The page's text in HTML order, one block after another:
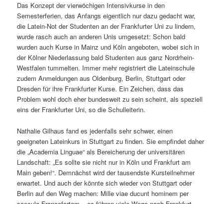
Das Konzept der vierwöchigen Intensivkurse in den
Semesterferien, das Anfangs eigentlich nur dazu gedacht war,
die Latein-Not der Studenten an der Frankfurter Uni zu lindern,
wurde rasch auch an anderen Unis umgesetzt: Schon bald
wurden auch Kurse in Mainz und Köln angeboten, wobei sich in
der Kölner Niederlassung bald Studenten aus ganz Nordrhein-
Westfalen tummelten. Immer mehr registriert die Lateinschule
zudem Anmeldungen aus Oldenburg, Berlin, Stuttgart oder
Dresden für ihre Frankfurter Kurse. Ein Zeichen, dass das
Problem wohl doch eher bundesweit zu sein scheint, als speziell
eins der Frankfurter Uni, so die Schulleiterin.
Nathalie Gilhaus fand es jedenfalls sehr schwer, einen
geeigneten Lateinkurs in Stuttgart zu finden. Sie empfindet daher
die „Academia Linguae“ als Bereicherung der universitären
Landschaft: „Es sollte sie nicht nur in Köln und Frankfurt am
Main geben!“. Demnächst wird der tausendste Kursteilnehmer
erwartet. Und auch der könnte sich wieder von Stuttgart oder
Berlin auf den Weg machen: Mille viae ducunt hominem per